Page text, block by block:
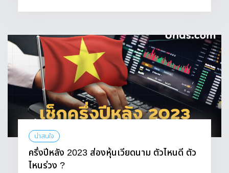
น่าสนใจ
ครึ่งปีหลัง 2023 ส่องหุ้นเวียดนาม ตัวไหนดี ตัว
ไหนร่วง ?